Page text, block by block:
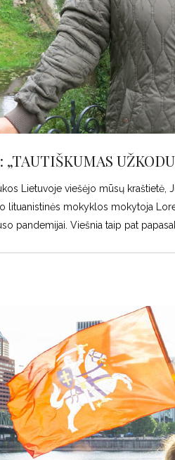
Lietuvoje viešėjo mūsų kraštietė,
lituanistinės mokyklos mokytoja
pandemijai. Viešnia taip pat